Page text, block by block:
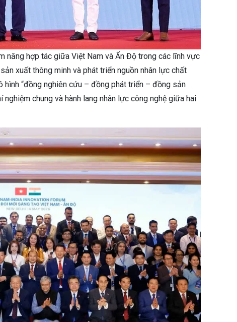
năng hợp tác giữa Việt Nam và Ấn Độ trong các lĩnh vực
xuất thông minh và phát triển nguồn nhân lực chất
hình “đồng nghiên cứu – đồng phát triển – đồng sản
chung và hành lang nhân lực công nghệ giữa hai